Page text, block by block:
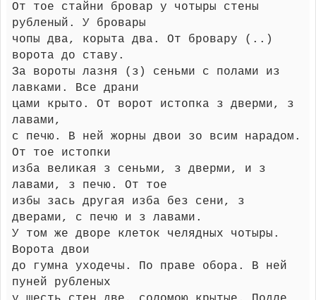
От тое стайни бровар у чотыры стены
рубленый. У бровары
чопы два, корыта два. От бровару (..)
ворота до ставу.
За вороты лазня (з) сеньми с полами из
лавками. Все драни
цами крыто. От ворот истопка з дверми, з
лавами,
с печю. В ней жорны двои зо всим нарадом.
От тое истопки
изба великая з сеньми, з дверми, и з
лавами, з печю. От тое
избы зась другая изба без сени, з
дверами, с печю и з лавами.
У том же дворе клеток челядных чотыры.
Ворота двои
до гумна уходечы. По праве обора. В ней
пуней рубленых